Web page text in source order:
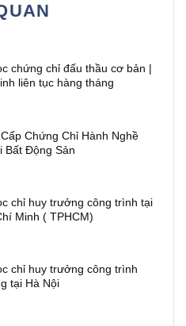
chứng chỉ đấu thầu cơ bản |
liên tục hàng tháng
Chứng Chỉ Hành Nghề
Bất Động Sản
chỉ huy trưởng công trình tại
Minh ( TPHCM)
chỉ huy trưởng công trình
tại Hà Nội